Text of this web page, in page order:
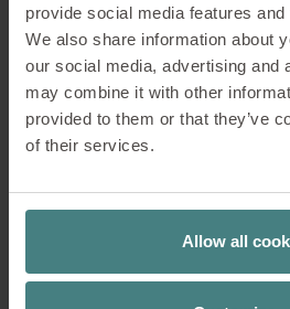
provide social media features
We also share information about
our social media, advertising and
may combine it with other
provided to them or that they’ve
of their services.
Allow all
ACCÉDER AU SITE WEB
La fondation
La fondation Karl Bröcker
projets éducatifs ainsi